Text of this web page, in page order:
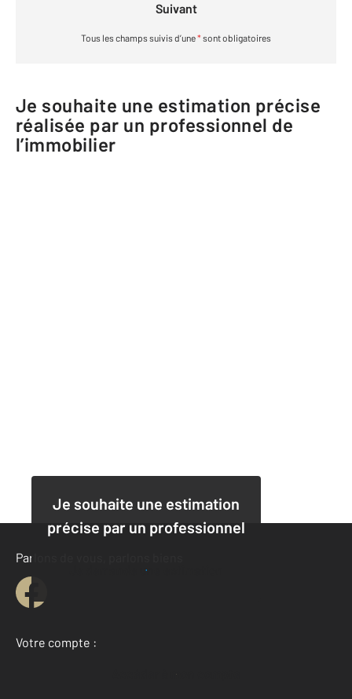
Suivant
Tous les champs suivis d’une*sont obligatoires
Je souhaite une estimation précise
réalisée par un professionnel de
l’immobilier
Je souhaite une estimation
précise par un professionnel
Je demande une estimation
Parlons de vous, parlons biens
Votre compte :
Accéder à mon compte